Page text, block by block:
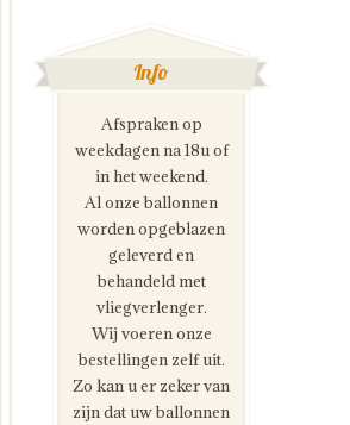
Info
Afspraken op
weekdagen na 18u of
in het weekend.
Al onze ballonnen
worden opgeblazen
geleverd en
behandeld met
vliegverlenger.
Wij voeren onze
bestellingen zelf uit.
Zo kan u er zeker van
zijn dat uw ballonnen